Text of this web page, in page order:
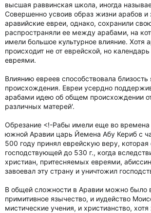
высшая раввинская школа, иногда
Совершенно усвоив образ жизни арабов и
аравийские евреи, однако, сохранили
распространяли ее между арабами, на
имели большое культурное влияние. Хотя
происходит не от еврейской, но
евреями.
Влиянию евреев способствовала
происхождения. Евреи усердно
арабами идею об общем происхождении
различных матерей'.
Обрезание <!-Рабы имели еще во времена
южной Аравии царь Йемена Абу Кериб с
500 году принял еврейскую веру, которая
господствующей до 530 г., когда
христиан, притесняемых евреями,
завоевал эту страну и уничтожил
В общей сложности в Аравии можно было
примитивное язычество, и иудейство
мистические учения, и христианство, хотя